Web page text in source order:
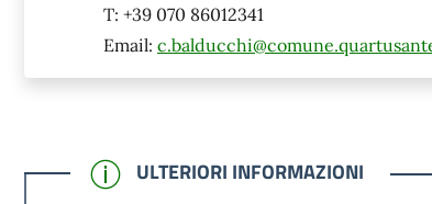
T: +39 070 86012341
Email:
CONFERMATO
ULTERIORI INFORMAZIONI